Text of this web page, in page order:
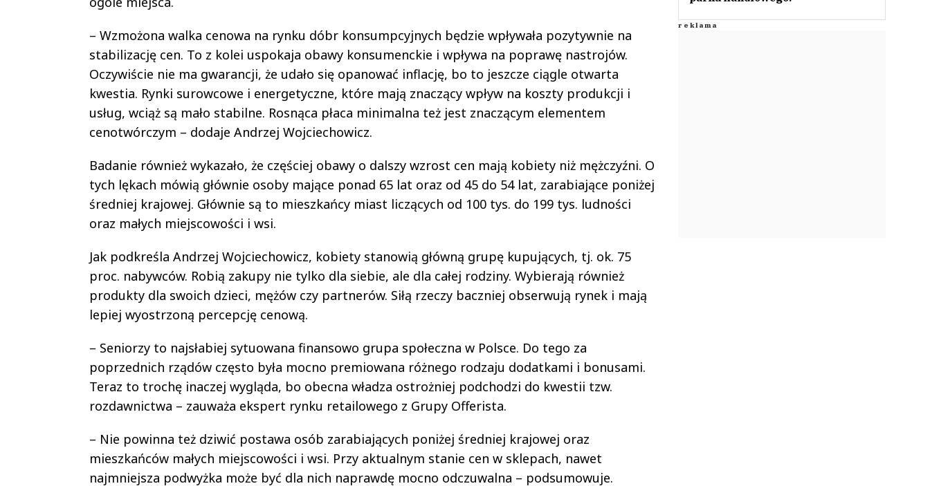
– Wzmożona walka cenowa na rynku dóbr konsumpcyjnych będzie wpływała pozytywnie na
stabilizację cen. To z kolei uspokaja obawy konsumenckie i wpływa na poprawę nastrojów.
Oczywiście nie ma gwarancji, że udało się opanować inflację, bo to jeszcze ciągle otwarta
kwestia. Rynki surowcowe i energetyczne, które mają znaczący wpływ na koszty produkcji i
usług, wciąż są mało stabilne. Rosnąca płaca minimalna też jest znaczącym elementem
cenotwórczym – dodaje Andrzej Wojciechowicz.
Badanie również wykazało, że częściej obawy o dalszy wzrost cen mają kobiety niż mężczyźni. O
tych lękach mówią głównie osoby mające ponad 65 lat oraz od 45 do 54 lat, zarabiające poniżej
średniej krajowej. Głównie są to mieszkańcy miast liczących od 100 tys. do 199 tys. ludności
oraz małych miejscowości i wsi.
Jak podkreśla Andrzej Wojciechowicz, kobiety stanowią główną grupę kupujących, tj. ok. 75
proc. nabywców. Robią zakupy nie tylko dla siebie, ale dla całej rodziny. Wybierają również
produkty dla swoich dzieci, mężów czy partnerów. Siłą rzeczy baczniej obserwują rynek i mają
lepiej wyostrzoną percepcję cenową.
– Seniorzy to najsłabiej sytuowana finansowo grupa społeczna w Polsce. Do tego za
poprzednich rządów często była mocno premiowana różnego rodzaju dodatkami i bonusami.
Teraz to trochę inaczej wygląda, bo obecna władza ostrożniej podchodzi do kwestii tzw.
rozdawnictwa – zauważa ekspert rynku retailowego z Grupy Offerista.
– Nie powinna też dziwić postawa osób zarabiających poniżej średniej krajowej oraz
mieszkańców małych miejscowości i wsi. Przy aktualnym stanie cen w sklepach, nawet
najmniejsza podwyżka może być dla nich naprawdę mocno odczuwalna – podsumowuje.